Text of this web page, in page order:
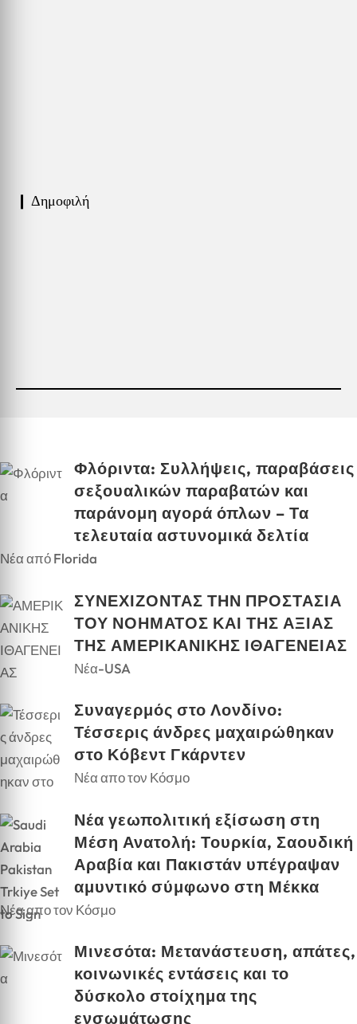
❙ Δημοφιλή
Φλόριντα: Συλλήψεις, παραβάσεις
σεξουαλικών παραβατών και
παράνομη αγορά όπλων – Τα
τελευταία αστυνομικά δελτία
Νέα από Florida
ΣΥΝΕΧΙΖΟΝΤΑΣ ΤΗΝ ΠΡΟΣΤΑΣΙΑ
ΤΟΥ ΝΟΗΜΑΤΟΣ ΚΑΙ ΤΗΣ ΑΞΙΑΣ
ΤΗΣ ΑΜΕΡΙΚΑΝΙΚΗΣ ΙΘΑΓΕΝΕΙΑΣ
Νέα-USA
Συναγερμός στο Λονδίνο:
Τέσσερις άνδρες μαχαιρώθηκαν
στο Κόβεντ Γκάρντεν
Νέα απο τον Κόσμο
Νέα γεωπολιτική εξίσωση στη
Μέση Ανατολή: Τουρκία, Σαουδική
Αραβία και Πακιστάν υπέγραψαν
αμυντικό σύμφωνο στη Μέκκα
Νέα απο τον Κόσμο
Μινεσότα: Μετανάστευση, απάτες,
κοινωνικές εντάσεις και το
δύσκολο στοίχημα της
ενσωμάτωσης